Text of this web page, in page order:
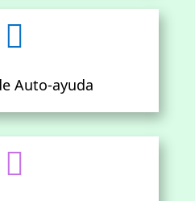

Auto-ayuda
